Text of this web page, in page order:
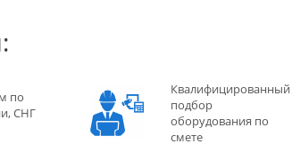
по
СНГ
Квалифицированный
подбор
оборудования по
смете